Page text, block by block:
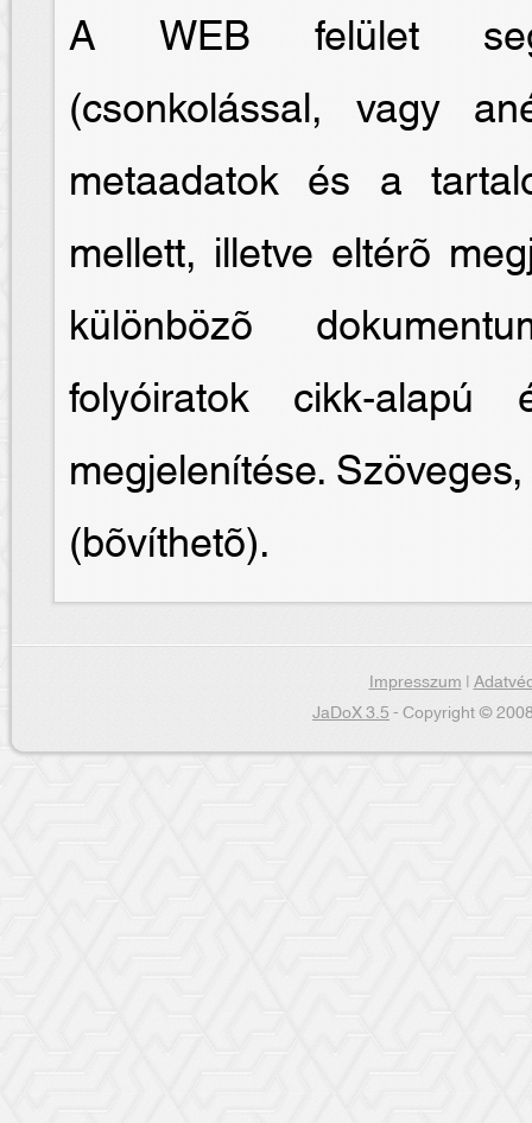
A WEB felület
(csonkolással, vagy
metaadatok és a
mellett, illetve eltérõ
különbözõ
folyóiratok cikk-alapú
megjelenítése.
(bõvíthetõ).
Impresszum|
JaDoX 3.5- Copyright ©